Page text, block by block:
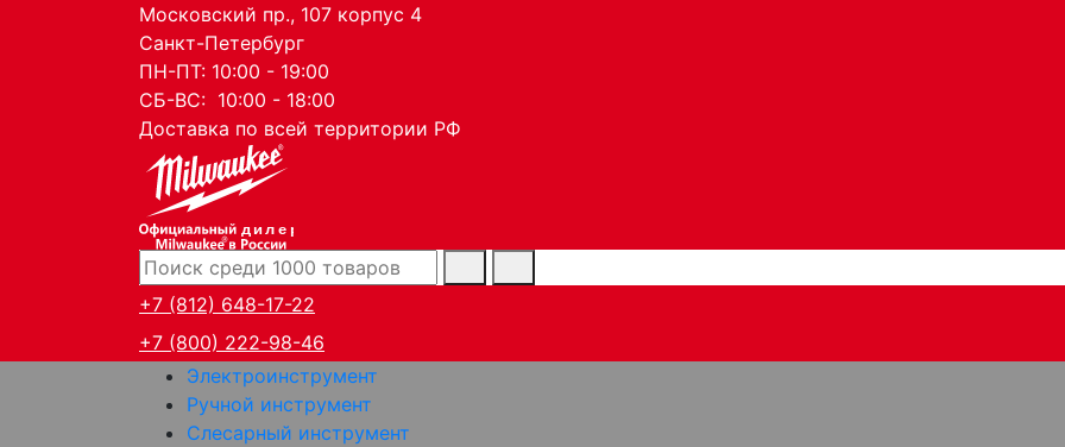
Московский пр., 107 корпус 4
Санкт-Петербург
ПН-ПТ: 10:00 - 19:00
СБ-ВС: 10:00 - 18:00
Доставка по всей территории РФ
дилер
+7 (812) 648-17-22
+7 (800) 222-98-46
Электроинструмент
Ручной инструмент
Слесарный инструмент